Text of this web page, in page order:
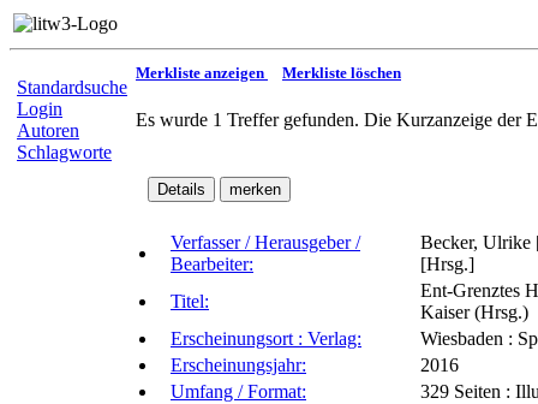
Standardsuche
Login
Autoren
Schlagworte
Merkliste anzeigen Merkliste löschen
Es wurde 1 Treffer gefunden. Die Kurzanzeige der
Verfasser / Herausgeber /
Bearbeiter:
Becker, Ulrike
[Hrsg.]
Titel:
Ent-Grenztes
Kaiser (Hrsg.)
Erscheinungsort : Verlag:
Wiesbaden :
Erscheinungsjahr:
2016
Umfang / Format:
329 Seiten :